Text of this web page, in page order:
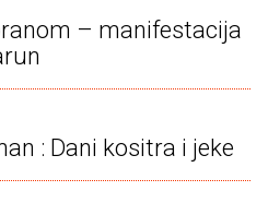
– manifestacija
: Dani kositra i jeke